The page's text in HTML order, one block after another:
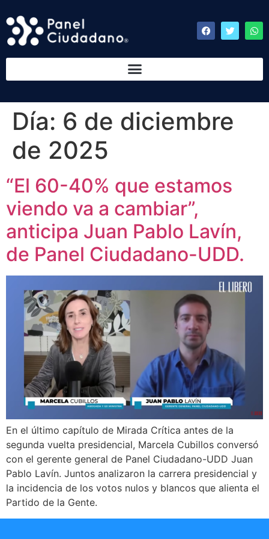
Día: 6 de diciembre
de 2025
“El 60-40% que estamos
viendo va a cambiar”,
anticipa Juan Pablo Lavín,
de Panel Ciudadano-UDD.
En el último capítulo de Mirada Crítica antes de la
segunda vuelta presidencial, Marcela Cubillos conversó
con el gerente general de Panel Ciudadano-UDD Juan
Pablo Lavín. Juntos analizaron la carrera presidencial y
la incidencia de los votos nulos y blancos que alienta el
Partido de la Gente.